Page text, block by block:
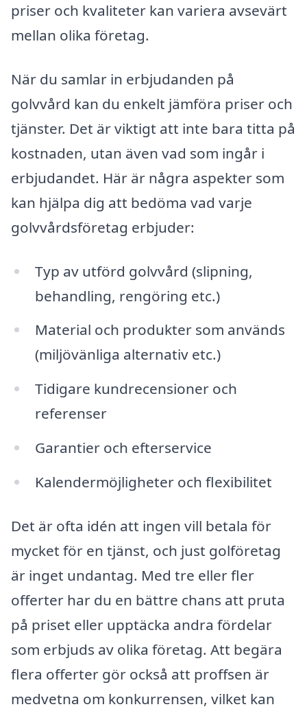
priser och kvaliteter kan variera avsevärt
mellan olika företag.
När du samlar in erbjudanden på
golvvård kan du enkelt jämföra priser och
tjänster. Det är viktigt att inte bara titta på
kostnaden, utan även vad som ingår i
erbjudandet. Här är några aspekter som
kan hjälpa dig att bedöma vad varje
golvvårdsföretag erbjuder:
Typ av utförd golvvård (slipning,
behandling, rengöring etc.)
Material och produkter som används
(miljövänliga alternativ etc.)
Tidigare kundrecensioner och
referenser
Garantier och efterservice
Kalendermöjligheter och flexibilitet
Det är ofta idén att ingen vill betala för
mycket för en tjänst, och just golföretag
är inget undantag. Med tre eller fler
offerter har du en bättre chans att pruta
på priset eller upptäcka andra fördelar
som erbjuds av olika företag. Att begära
flera offerter gör också att proffsen är
medvetna om konkurrensen, vilket kan